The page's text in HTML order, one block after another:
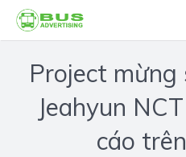
Project
Jeahyun
cáo